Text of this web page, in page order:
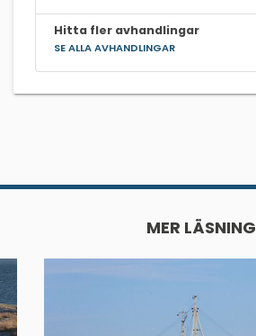
Hitta fler avhandlingar
SE ALLA AVHANDLINGAR
MER LÄSNING